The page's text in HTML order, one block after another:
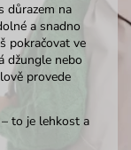
důrazem na
a snadno
pokračovat ve
džungle nebo
provede
to je lehkost a